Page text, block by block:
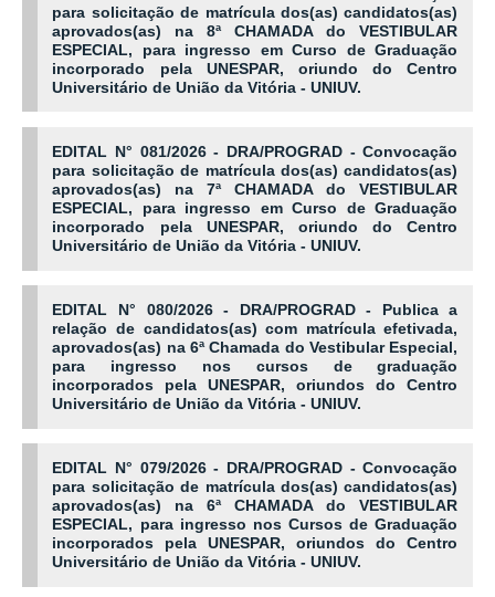
para solicitação de matrícula dos(as) candidatos(as)
aprovados(as) na 8ª CHAMADA do VESTIBULAR
ESPECIAL, para ingresso em Curso de Graduação
incorporado pela UNESPAR, oriundo do Centro
Universitário de União da Vitória - UNIUV.
EDITAL N° 081/2026 - DRA/PROGRAD - Convocação
para solicitação de matrícula dos(as) candidatos(as)
aprovados(as) na 7ª CHAMADA do VESTIBULAR
ESPECIAL, para ingresso em Curso de Graduação
incorporado pela UNESPAR, oriundo do Centro
Universitário de União da Vitória - UNIUV.
EDITAL N° 080/2026 - DRA/PROGRAD - Publica a
relação de candidatos(as) com matrícula efetivada,
aprovados(as) na 6ª Chamada do Vestibular Especial,
para ingresso nos cursos de graduação
incorporados pela UNESPAR, oriundos do Centro
Universitário de União da Vitória - UNIUV.
EDITAL N° 079/2026 - DRA/PROGRAD - Convocação
para solicitação de matrícula dos(as) candidatos(as)
aprovados(as) na 6ª CHAMADA do VESTIBULAR
ESPECIAL, para ingresso nos Cursos de Graduação
incorporados pela UNESPAR, oriundos do Centro
Universitário de União da Vitória - UNIUV.